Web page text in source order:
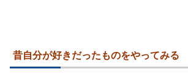
昔自分が好きだったものをやってみる